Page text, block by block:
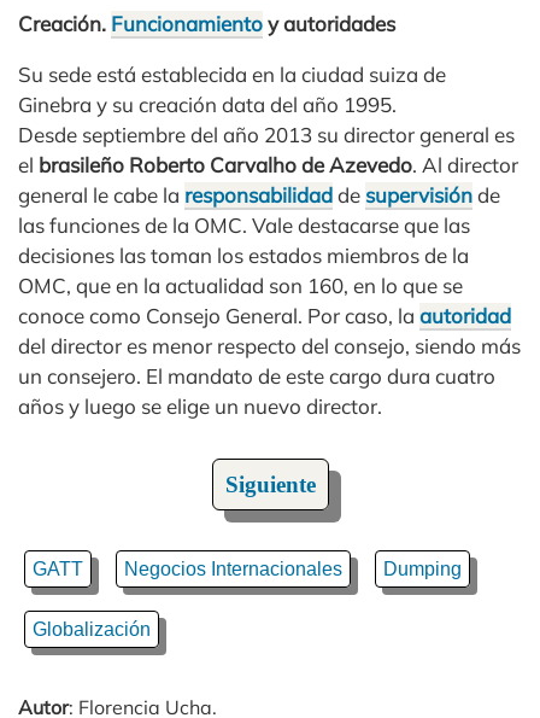
Creación. Funcionamientoy autoridades
Su sede está establecida en la ciudad suiza de
Ginebra y su creación data del año 1995.
Desde septiembre del año 2013 su director general es
el brasileño Roberto Carvalho de Azevedo. Al director
general le cabe la responsabilidadde supervisiónde
las funciones de la OMC. Vale destacarse que las
decisiones las toman los estados miembros de la
OMC, que en la actualidad son 160, en lo que se
conoce como Consejo General. Por caso, la autoridad
del director es menor respecto del consejo, siendo más
un consejero. El mandato de este cargo dura cuatro
años y luego se elige un nuevo director.
Siguiente
GATT Negocios Internacionales Dumping
Globalización
Autor: Florencia Ucha.